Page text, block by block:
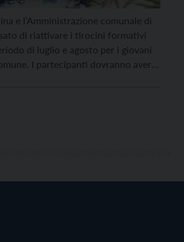
e l’Amministrazione comunale di
di riattivare i tirocini formativi
di luglio e agosto per i giovani
I partecipanti dovranno avere